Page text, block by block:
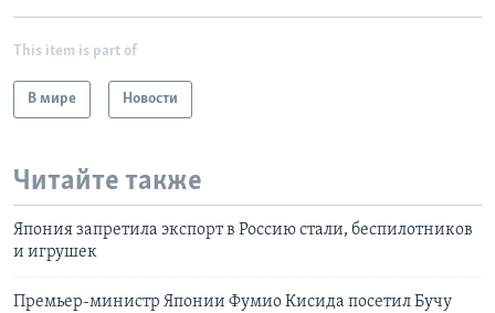
This item is part of
В мире Новости
Читайте также
Япония запретила экспорт в Россию стали, беспилотников
и игрушек
Премьер-министр Японии Фумио Кисида посетил Бучу